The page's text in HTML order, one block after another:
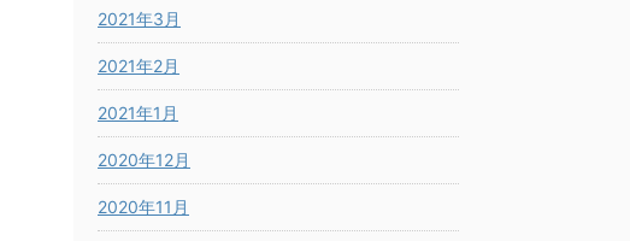
2021年3月
2021年2月
2021年1月
2020年12月
2020年11月